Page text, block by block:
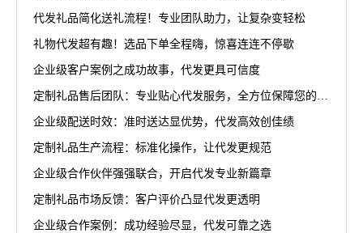
代发礼品简化送礼流程！专业团队助力，让复杂变轻松
礼物代发超有趣！选品下单全程嗨，惊喜连连不停歇
企业级客户案例之成功故事，代发更具可信度
定制礼品售后团队：专业贴心代发服务，全方位保障您的权益
企业级配送时效：准时送达显优势，代发高效创佳绩
定制礼品生产流程：标准化操作，让代发更规范
企业级合作伙伴强强联合，开启代发专业新篇章
定制礼品市场反馈：客户评价凸显代发更透明
企业级合作案例：成功经验尽显，代发可靠之选